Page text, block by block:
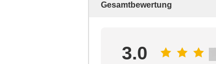
Gesamtbewertung
3.0